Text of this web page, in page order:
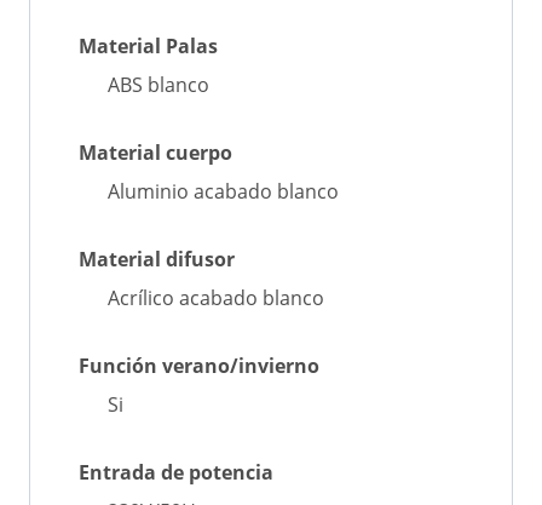
Material Palas
ABS blanco
Material cuerpo
Aluminio acabado blanco
Material difusor
Acrílico acabado blanco
Función verano/invierno
Si
Entrada de potencia